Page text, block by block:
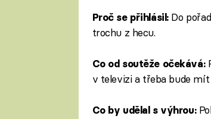
Proč se přihlásil: Do
trochu z hecu.
Co od soutěže očekává:
v televizi a třeba bude
Co by udělal s výhrou: